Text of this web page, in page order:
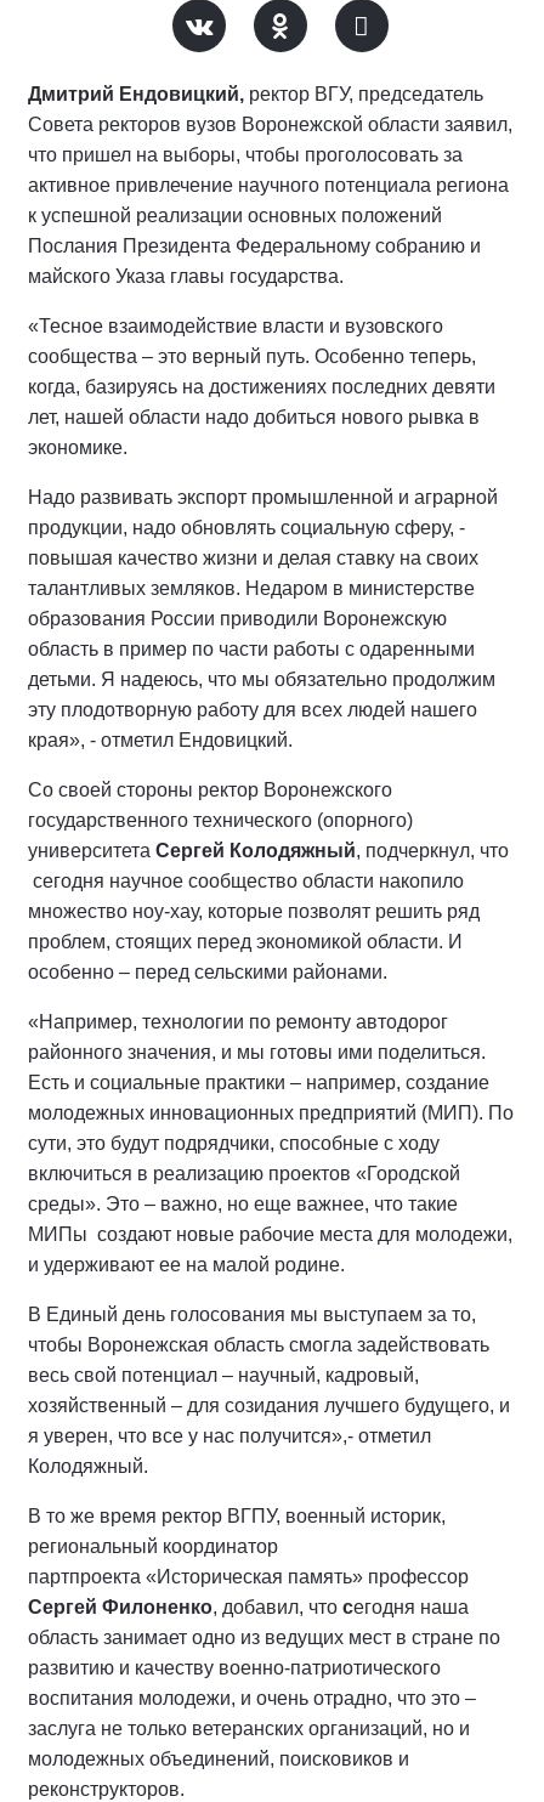
Дмитрий Ендовицкий, ректор ВГУ, председатель
Совета ректоров вузов Воронежской области заявил,
что пришел на выборы, чтобы проголосовать за
активное привлечение научного потенциала региона
к успешной реализации основных положений
Послания Президента Федеральному собранию и
майского Указа главы государства.
«Тесное взаимодействие власти и вузовского
сообщества – это верный путь. Особенно теперь,
когда, базируясь на достижениях последних девяти
лет, нашей области надо добиться нового рывка в
экономике.
Надо развивать экспорт промышленной и аграрной
продукции, надо обновлять социальную сферу, -
повышая качество жизни и делая ставку на своих
талантливых земляков. Недаром в министерстве
образования России приводили Воронежскую
область в пример по части работы с одаренными
детьми. Я надеюсь, что мы обязательно продолжим
эту плодотворную работу для всех людей нашего
края», - отметил Ендовицкий.
Со своей стороны ректор Воронежского
государственного технического (опорного)
университета Сергей Колодяжный, подчеркнул, что
сегодня научное сообщество области накопило
множество ноу-хау, которые позволят решить ряд
проблем, стоящих перед экономикой области. И
особенно – перед сельскими районами.
«Например, технологии по ремонту автодорог
районного значения, и мы готовы ими поделиться.
Есть и социальные практики – например, создание
молодежных инновационных предприятий (МИП). По
сути, это будут подрядчики, способные с ходу
включиться в реализацию проектов «Городской
среды». Это – важно, но еще важнее, что такие
МИПы создают новые рабочие места для молодежи,
и удерживают ее на малой родине.
В Единый день голосования мы выступаем за то,
чтобы Воронежская область смогла задействовать
весь свой потенциал – научный, кадровый,
хозяйственный – для созидания лучшего будущего, и
я уверен, что все у нас получится»,- отметил
Колодяжный.
В то же время ректор ВГПУ, военный историк,
региональный координатор
партпроекта «Историческая память» профессор
Сергей Филоненко, добавил, что сегодня наша
область занимает одно из ведущих мест в стране по
развитию и качеству военно-патриотического
воспитания молодежи, и очень отрадно, что это –
заслуга не только ветеранских организаций, но и
молодежных объединений, поисковиков и
реконструкторов.